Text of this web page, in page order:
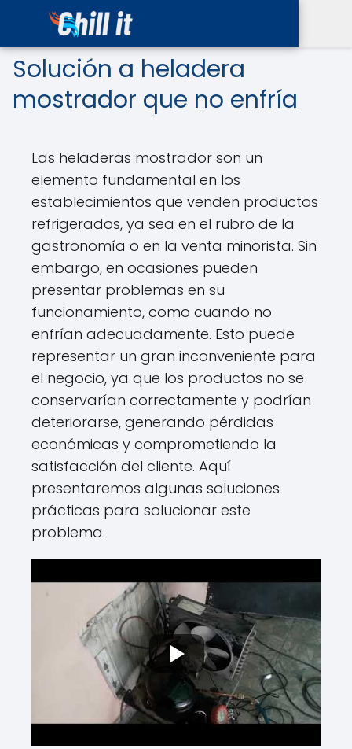
Solución a heladera
mostrador que no enfría
Las heladeras mostrador son un
elemento fundamental en los
establecimientos que venden productos
refrigerados, ya sea en el rubro de la
gastronomía o en la venta minorista. Sin
embargo, en ocasiones pueden
presentar problemas en su
funcionamiento, como cuando no
enfrían adecuadamente. Esto puede
representar un gran inconveniente para
el negocio, ya que los productos no se
conservarían correctamente y podrían
deteriorarse, generando pérdidas
económicas y comprometiendo la
satisfacción del cliente. Aquí
presentaremos algunas soluciones
prácticas para solucionar este
problema.